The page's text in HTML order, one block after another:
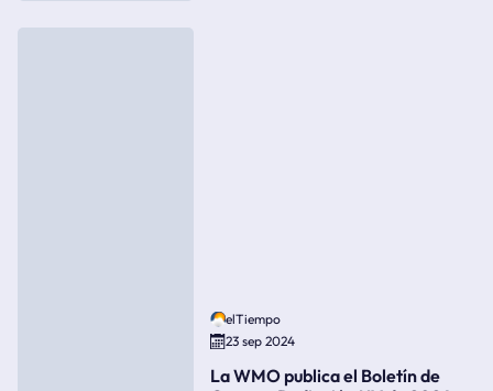
elTiempo
23 sep 2024
La WMO publica el Boletín de